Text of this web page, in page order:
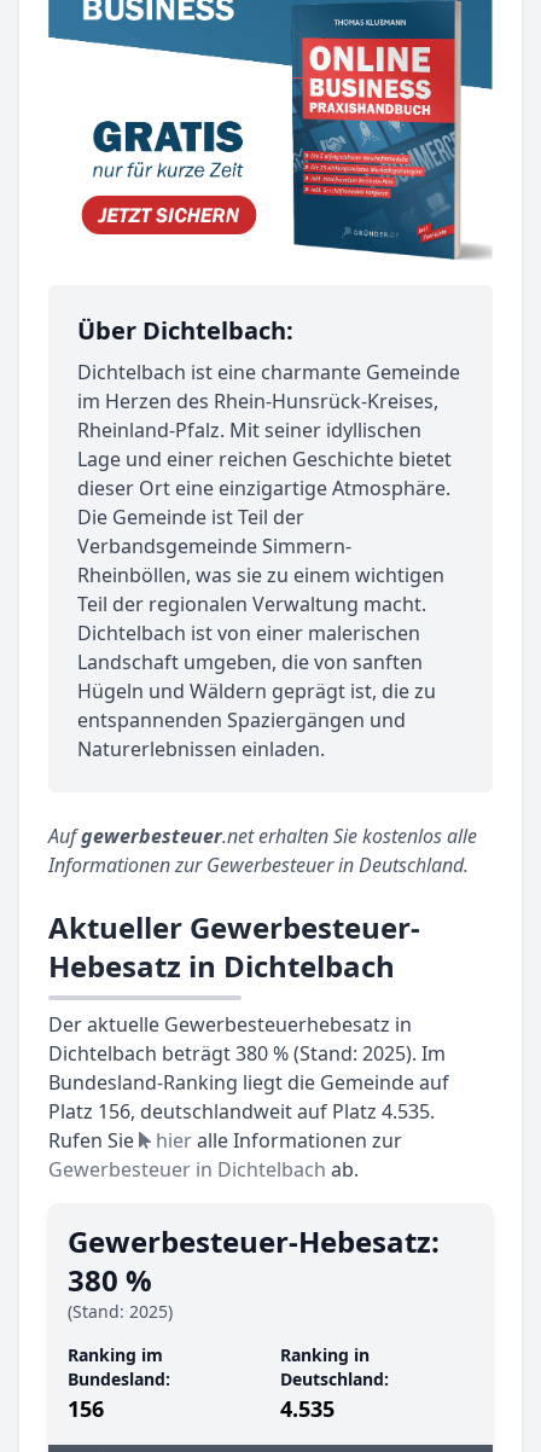
Über Dichtelbach:
Dichtelbach ist eine charmante Gemeinde
im Herzen des Rhein-Hunsrück-Kreises,
Rheinland-Pfalz. Mit seiner idyllischen
Lage und einer reichen Geschichte bietet
dieser Ort eine einzigartige Atmosphäre.
Die Gemeinde ist Teil der
Verbandsgemeinde Simmern-
Rheinböllen, was sie zu einem wichtigen
Teil der regionalen Verwaltung macht.
Dichtelbach ist von einer malerischen
Landschaft umgeben, die von sanften
Hügeln und Wäldern geprägt ist, die zu
entspannenden Spaziergängen und
Naturerlebnissen einladen.
Aufgewerbesteuer.net erhalten Sie kostenlos alle
Informationen zur Gewerbesteuer in Deutschland.
Aktueller Gewerbesteuer-
Hebesatz in Dichtelbach
Der aktuelle Gewerbesteuerhebesatz in
Dichtelbach beträgt 380 % (Stand: 2025). Im
Bundesland-Ranking liegt die Gemeinde auf
Platz 156, deutschlandweit auf Platz 4.535.
Rufen Sie
hieralle Informationen zur
Gewerbesteuer in Dichtelbach ab.
Gewerbesteuer-Hebesatz:
380 %
(Stand: 2025)
Ranking im
Bundesland:
156
Ranking in
Deutschland:
4.535